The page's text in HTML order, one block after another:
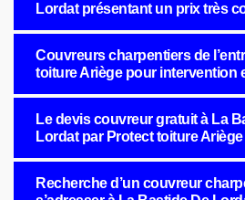
Lordat présentant un prix très
Couvreurs charpentiers de
toiture Ariège pour intervention
Le devis couvreur gratuit à La
Lordat par Protect toiture Ariège
Recherche d’un couvreur